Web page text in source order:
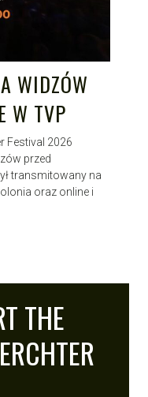
WIDZÓW
W TVP
Festival 2026
przed
transmitowany na
oraz online i
THE